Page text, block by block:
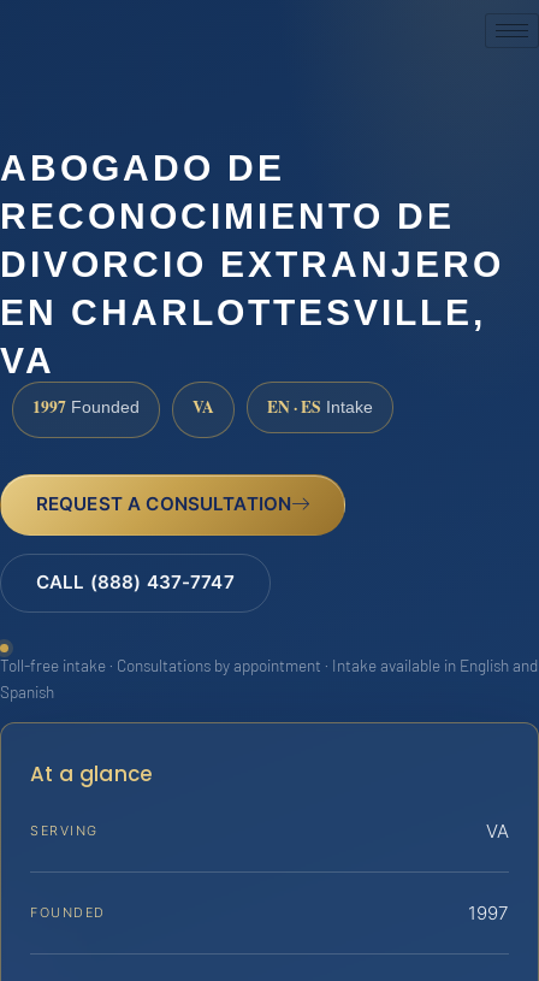
ABOGADO DE
RECONOCIMIENTO DE
DIVORCIO EXTRANJERO
EN CHARLOTTESVILLE,
VA
1997 Founded VA EN · ES Intake
REQUEST A CONSULTATION
CALL (888) 437-7747
Toll-free intake · Consultations by appointment · Intake available in English and
Spanish
At a glance
SERVING VA
FOUNDED 1997